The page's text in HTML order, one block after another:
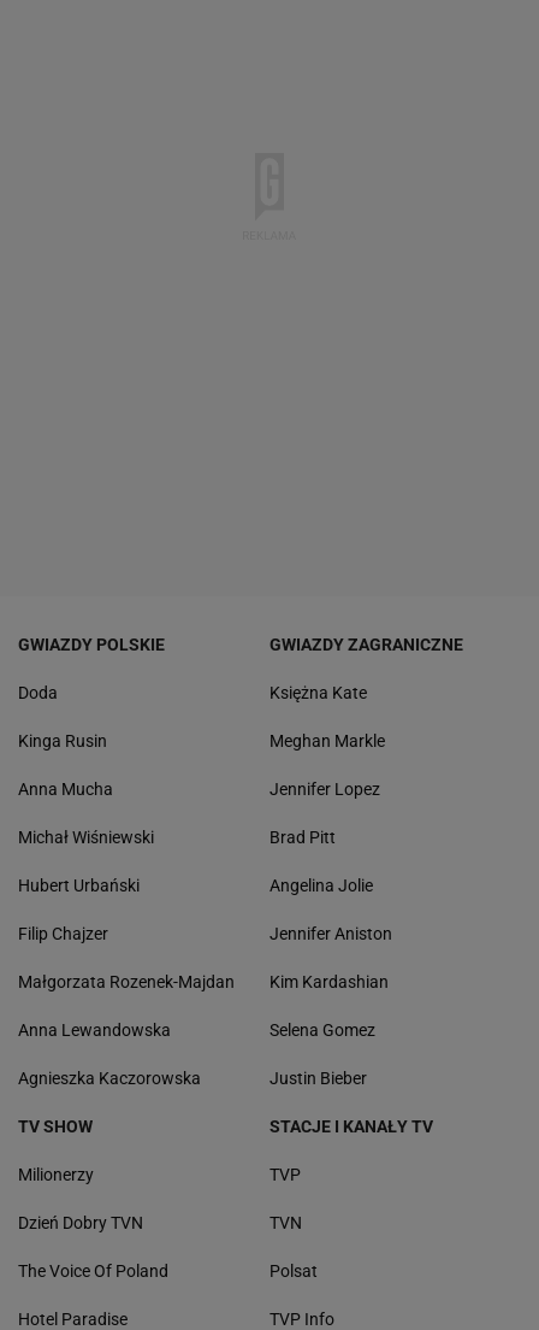
GWIAZDY POLSKIE
Doda
Kinga Rusin
Anna Mucha
Michał Wiśniewski
Hubert Urbański
Filip Chajzer
Małgorzata Rozenek-Majdan
Anna Lewandowska
Agnieszka Kaczorowska
GWIAZDY ZAGRANICZNE
Księżna Kate
Meghan Markle
Jennifer Lopez
Brad Pitt
Angelina Jolie
Jennifer Aniston
Kim Kardashian
Selena Gomez
Justin Bieber
TV SHOW
Milionerzy
Dzień Dobry TVN
The Voice Of Poland
Hotel Paradise
STACJE I KANAŁY TV
TVP
TVN
Polsat
TVP Info